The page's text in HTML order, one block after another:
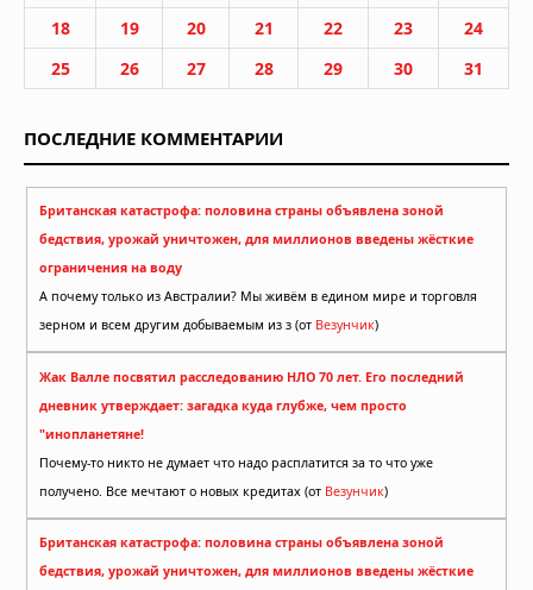
18
19 20 21 22 23
24
25
26 27 28 29 30 31
ПОСЛЕДНИЕ КОММЕНТАРИИ
Британская катастрофа: половина страны объявлена зоной
бедствия, урожай уничтожен, для миллионов введены жёсткие
ограничения на воду
А почему только из Австралии? Мы живём в едином мире и торговля
зерном и всем другим добываемым из з (от Везунчик)
Жак Валле посвятил расследованию НЛО 70 лет. Его последний
дневник утверждает: загадка куда глубже, чем просто
"инопланетяне!
Почему-то никто не думает что надо расплатится за то что уже
получено. Все мечтают о новых кредитах (от Везунчик)
Британская катастрофа: половина страны объявлена зоной
бедствия, урожай уничтожен, для миллионов введены жёсткие